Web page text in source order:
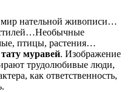
нательной живописи…
птицы, растения…
тату муравей. Изображение
трудолюбивые люди,
как ответственность,